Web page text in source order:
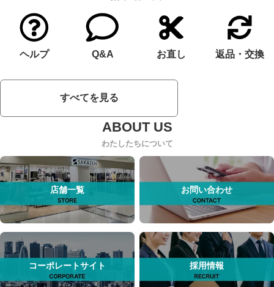
ヘルプ Q&A お直し 返品・交換
すべてを見る
わたしたちについて
店舗一覧 お問い合わせ
コーポレートサイト 採用情報